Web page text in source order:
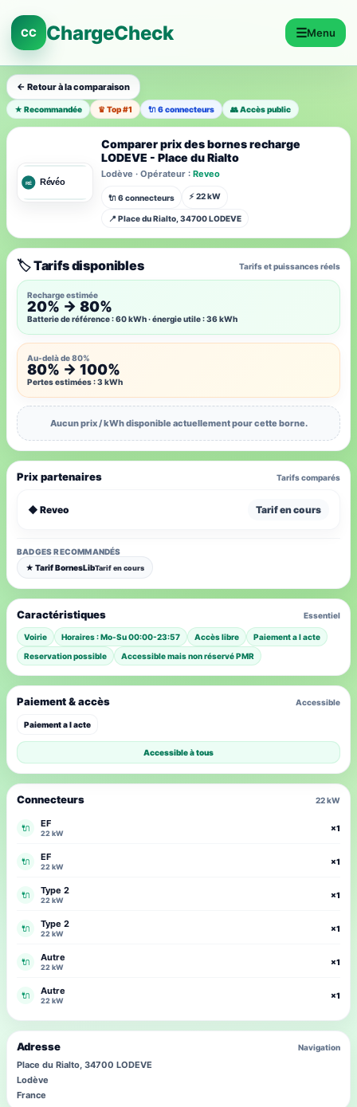
CC ChargeCheck ☰Menu
← Retour à la comparaison
★ Recommandée ♛ Top #1 🔌 6 connecteurs 👥 Accès public
Comparer prix des bornes recharge
LODEVE - Place du Rialto
Lodève · Opérateur : Reveo
🔌 6 connecteurs ⚡ 22 kW
📍 Place du Rialto, 34700 LODEVE
🏷️ Tarifs disponibles Tarifs et puissances réels
Recharge estimée
20% → 80%
Batterie de référence : 60 kWh · énergie utile : 36 kWh
Au-delà de 80%
80% → 100%
Pertes estimées : 3 kWh
Aucun prix / kWh disponible actuellement pour cette borne.
Prix partenaires Tarifs comparés
◆ Reveo Tarif en cours
BADGES RECOMMANDÉS
★ Tarif BornesLibTarif en cours
Caractéristiques Essentiel
Voirie Horaires : Mo-Su 00:00-23:57 Accès libre
Paiement a l acte
Reservation possible
Accessible mais non réservé PMR
Connecteurs 22 kW
🔌 EF
22 kW
×1
🔌 EF
22 kW
×1
🔌 Type 2
22 kW
×1
🔌 Type 2
22 kW
×1
🔌 Autre
22 kW
×1
🔌 Autre
22 kW
×1
Paiement & accès Accessible
Paiement a l acte
Accessible à tous
Adresse Navigation
Place du Rialto, 34700 LODEVE
Lodève
France